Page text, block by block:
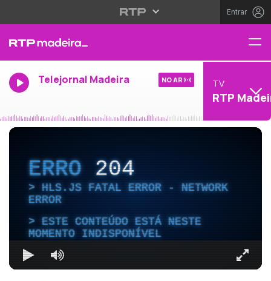
Entrar
Telejornal Madeira NO AR TV
RTP
ERRO204
HLS.JS FATAL ERROR - NETWORK
ERROR
ESTE CONTEÚDO ESTÁ NESTE
MOMENTO INDISPONÍVEL